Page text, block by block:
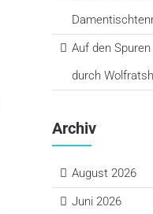
Auf den
durch
Archiv
August 2026
Juni 2026